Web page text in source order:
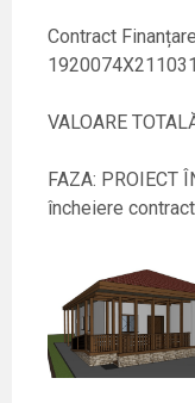
Contract
VALOARE
FAZA: PROIECT
încheiere